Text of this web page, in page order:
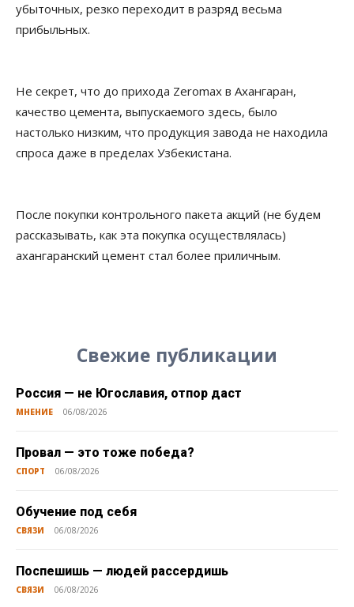
убыточных, резко переходит в разряд весьма
прибыльных.
Не секрет, что до прихода Zeromax в Ахангаран,
качество цемента, выпускаемого здесь, было
настолько низким, что продукция завода не находила
спроса даже в пределах Узбекистана.
После покупки контрольного пакета акций (не будем
рассказывать, как эта покупка осуществлялась)
ахангаранский цемент стал более приличным.
Свежие публикации
Россия — не Югославия, отпор даст
МНЕНИЕ 06/08/2026
Провал — это тоже победа?
СПОРТ 06/08/2026
Обучение под себя
СВЯЗИ 06/08/2026
Поспешишь — людей рассердишь
СВЯЗИ 06/08/2026